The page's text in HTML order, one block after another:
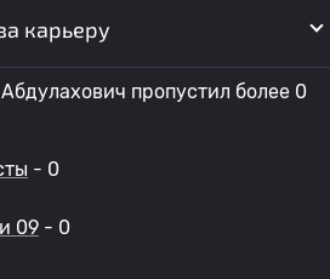
карьеру
пропустил более 0
- 0
09 - 0